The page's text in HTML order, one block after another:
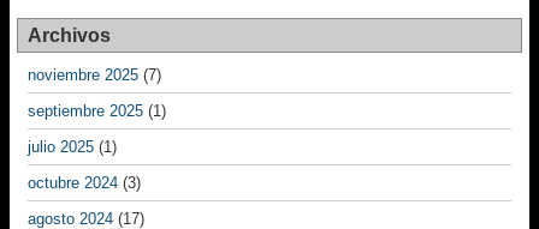
Archivos
noviembre 2025 (7)
septiembre 2025 (1)
julio 2025 (1)
octubre 2024 (3)
agosto 2024 (17)